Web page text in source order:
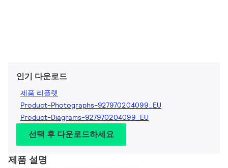
인기 다운로드
제품 리플렛
Product-Photographs-927970204099_EU
Product-Diagrams-927970204099_EU
선택 후 다운로드하세요
제품 설명